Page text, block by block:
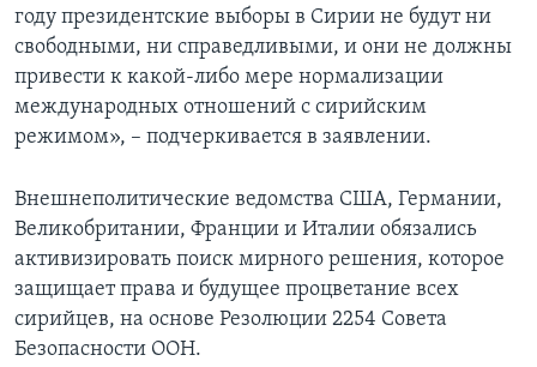
году президентские выборы в Сирии не будут ни
свободными, ни справедливыми, и они не должны
привести к какой-либо мере нормализации
международных отношений с сирийским
режимом», – подчеркивается в заявлении.
Внешнеполитические ведомства США, Германии,
Великобритании, Франции и Италии обязались
активизировать поиск мирного решения, которое
защищает права и будущее процветание всех
сирийцев, на основе Резолюции 2254 Совета
Безопасности ООН.